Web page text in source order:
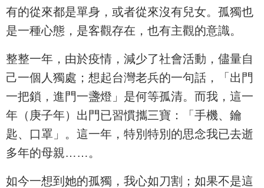
有的從來都是單身，或者從來沒有兒女。孤獨也
是一種心態，是客觀存在，也有主觀的意識。
整整一年，由於疫情，減少了社會活動，儘量自
己一個人獨處；想起台灣老兵的一句話，「出門
一把鎖，進門一盞燈」是何等孤清。而我，這一
年（庚子年）出門已習慣攜三寶：「手機、鑰
匙、口罩」。這一年，特別特別的思念我已去逝
多年的母親……。
如今一想到她的孤獨，我心如刀割；如果不是這